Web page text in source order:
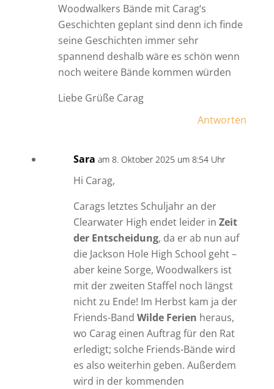
Woodwalkers Bände mit Carag‘s
Geschichten geplant sind denn ich finde
seine Geschichten immer sehr
spannend deshalb wäre es schön wenn
noch weitere Bände kommen würden
Liebe Grüße Carag
Antworten
Sara am 8. Oktober 2025 um 8:54 Uhr
Hi Carag,
Carags letztes Schuljahr an der
Clearwater High endet leider in Zeit
der Entscheidung, da er ab nun auf
die Jackson Hole High School geht –
aber keine Sorge, Woodwalkers ist
mit der zweiten Staffel noch längst
nicht zu Ende! Im Herbst kam ja der
Friends-Band Wilde Ferien heraus,
wo Carag einen Auftrag für den Rat
erledigt; solche Friends-Bände wird
es also weiterhin geben. Außerdem
wird in der kommenden